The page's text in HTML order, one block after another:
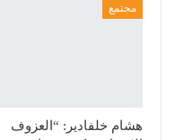
مجتمع
هشام خلفادير: “العزوف